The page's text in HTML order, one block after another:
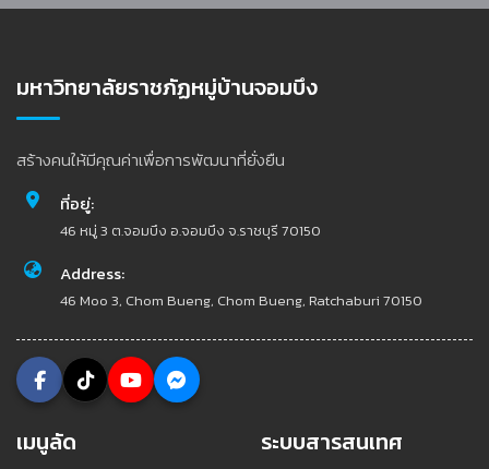
มหาวิทยาลัยราชภัฏหมู่บ้านจอมบึง
สร้างคนให้มีคุณค่าเพื่อการพัฒนาที่ยั่งยืน
ที่อยู่:
46 หมู่ 3 ต.จอมบึง อ.จอมบึง จ.ราชบุรี 70150
Address:
46 Moo 3, Chom Bueng, Chom Bueng, Ratchaburi 70150
เมนูลัด ระบบสารสนเทศ